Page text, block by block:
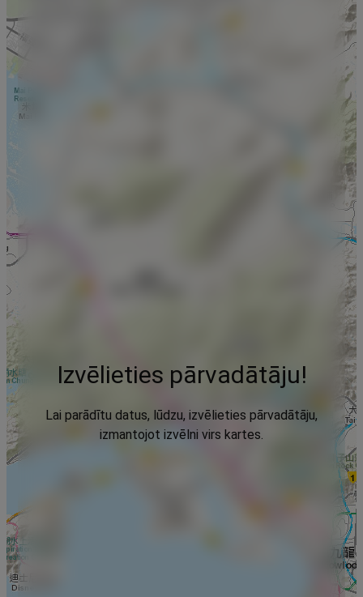
Izvēlieties pārvadātāju!
Lai parādītu datus, lūdzu, izvēlieties pārvadātāju,
izmantojot izvēlni virs kartes.